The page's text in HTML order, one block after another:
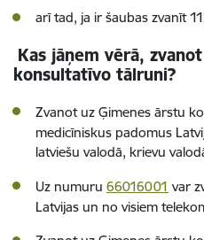
arī tad, ja ir šaubas zvanīt
Kas jāņem vērā,
konsultatīvo tālruni?
Zvanot uz Ģimenes ārstu
medicīniskus padomus
latviešu valodā, krievu
Uz numuru 66016001 var
Latvijas un no visiem